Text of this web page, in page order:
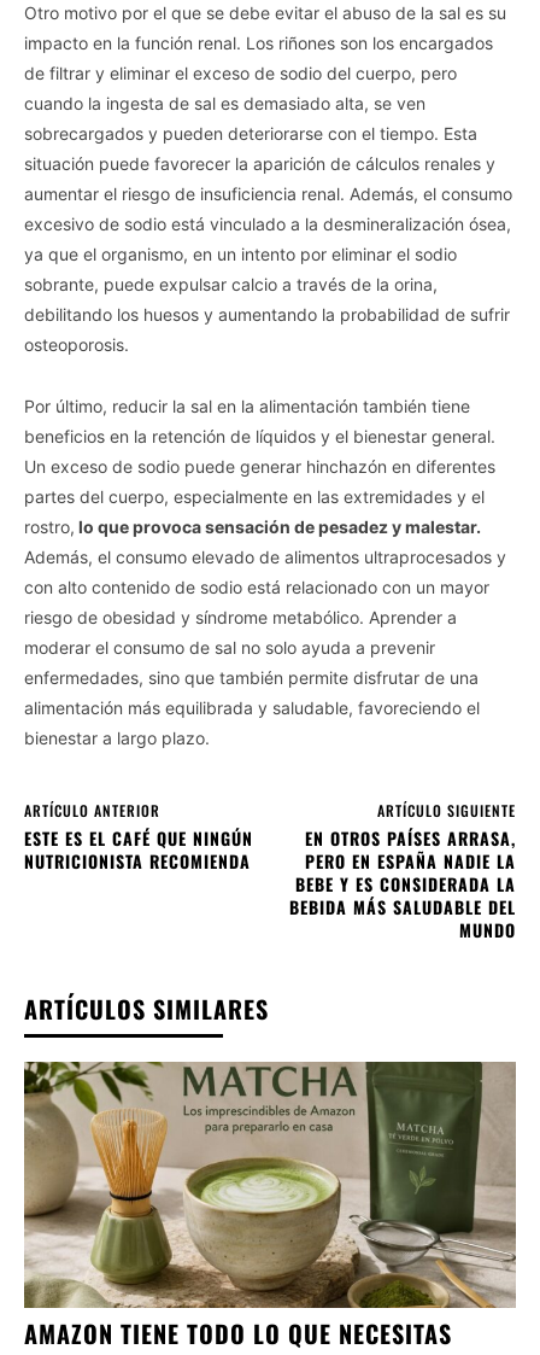
Otro motivo por el que se debe evitar el abuso de la sal es su
impacto en la función renal. Los riñones son los encargados
de filtrar y eliminar el exceso de sodio del cuerpo, pero
cuando la ingesta de sal es demasiado alta, se ven
sobrecargados y pueden deteriorarse con el tiempo. Esta
situación puede favorecer la aparición de cálculos renales y
aumentar el riesgo de insuficiencia renal. Además, el consumo
excesivo de sodio está vinculado a la desmineralización ósea,
ya que el organismo, en un intento por eliminar el sodio
sobrante, puede expulsar calcio a través de la orina,
debilitando los huesos y aumentando la probabilidad de sufrir
osteoporosis.
Por último, reducir la sal en la alimentación también tiene
beneficios en la retención de líquidos y el bienestar general.
Un exceso de sodio puede generar hinchazón en diferentes
partes del cuerpo, especialmente en las extremidades y el
rostro, lo que provoca sensación de pesadez y malestar.
Además, el consumo elevado de alimentos ultraprocesados y
con alto contenido de sodio está relacionado con un mayor
riesgo de obesidad y síndrome metabólico. Aprender a
moderar el consumo de sal no solo ayuda a prevenir
enfermedades, sino que también permite disfrutar de una
alimentación más equilibrada y saludable, favoreciendo el
bienestar a largo plazo.
ARTÍCULO ANTERIOR
ESTE ES EL CAFÉ QUE NINGÚN
NUTRICIONISTA RECOMIENDA
ARTÍCULO SIGUIENTE
EN OTROS PAÍSES ARRASA,
PERO EN ESPAÑA NADIE LA
BEBE Y ES CONSIDERADA LA
BEBIDA MÁS SALUDABLE DEL
MUNDO
ARTÍCULOS SIMILARES
AMAZON TIENE TODO LO QUE NECESITAS